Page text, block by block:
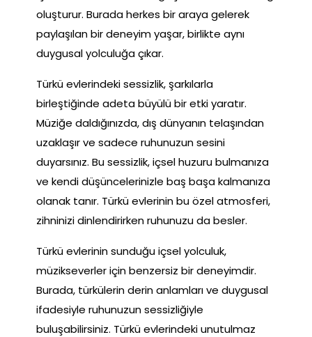
oluşturur. Burada herkes bir araya gelerek
paylaşılan bir deneyim yaşar, birlikte aynı
duygusal yolculuğa çıkar.
Türkü evlerindeki sessizlik, şarkılarla
birleştiğinde adeta büyülü bir etki yaratır.
Müziğe daldığınızda, dış dünyanın telaşından
uzaklaşır ve sadece ruhunuzun sesini
duyarsınız. Bu sessizlik, içsel huzuru bulmanıza
ve kendi düşüncelerinizle baş başa kalmanıza
olanak tanır. Türkü evlerinin bu özel atmosferi,
zihninizi dinlendirirken ruhunuzu da besler.
Türkü evlerinin sunduğu içsel yolculuk,
müzikseverler için benzersiz bir deneyimdir.
Burada, türkülerin derin anlamları ve duygusal
ifadesiyle ruhunuzun sessizliğiyle
buluşabilirsiniz. Türkü evlerindeki unutulmaz